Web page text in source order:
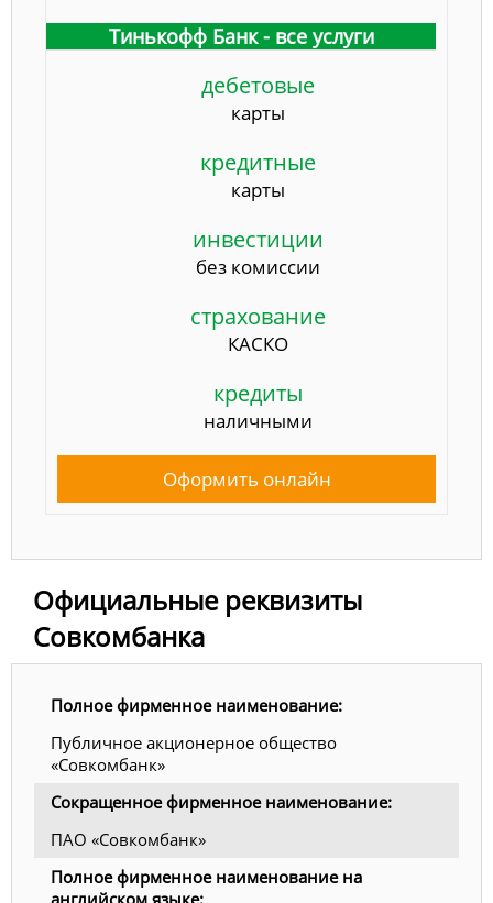
Тинькофф Банк - все услуги
дебетовые
карты
кредитные
карты
инвестиции
без комиссии
страхование
КАСКО
кредиты
наличными
Оформить онлайн
Официальные реквизиты
Совкомбанка
Полное фирменное наименование:
Публичное акционерное общество
«Совкомбанк»
Сокращенное фирменное наименование:
ПАО «Совкомбанк»
Полное фирменное наименование на
английском языке: